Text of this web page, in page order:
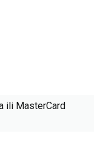
ili MasterCard